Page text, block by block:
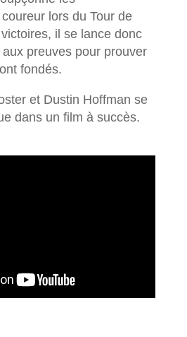
lors du Tour de
il se lance donc
preuves pour prouver
fondés.
et Dustin Hoffman se
dans un film à succès.